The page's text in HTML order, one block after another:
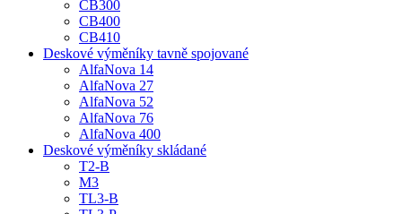
CB300
CB400
CB410
Deskové výměníky tavně spojované
AlfaNova 14
AlfaNova 27
AlfaNova 52
AlfaNova 76
AlfaNova 400
Deskové výměníky skládané
T2-B
M3
TL3-B